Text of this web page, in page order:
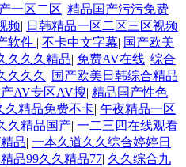
一区二区| 精品国产污污免费
频| 日韩精品一区二区三区视频
软件 | 不卡中文字幕| 国产欧美
久久久精品| 免费AV在线| 综合
久久久 | 国产欧美日韩综合精品
AV专区AV搜| 精品国产性色
久精品免费不卡| 午夜精品一区
久精品国产| 一二三四在线观看
品| 一本久道久久综合婷婷日
品99久久精品77| 久久综合九